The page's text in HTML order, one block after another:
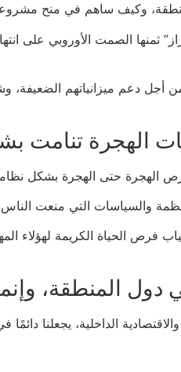
وكيف ساهم في منح
ثمنها الصمت الأوروبي على
أجل دعم ميزانياتهم الضعيفة،
الهجرة تنامت
فرص الهجرة حتى الهجرة بشكل
والسياسات التي منعت
فرص الحياة الكريمة لهؤلاء
المنطقة،
الداخلية، يجعلنا